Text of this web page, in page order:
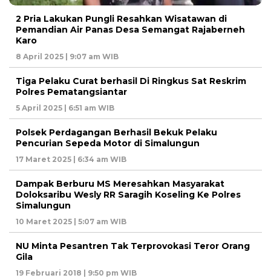
2 Pria Lakukan Pungli Resahkan Wisatawan di
Pemandian Air Panas Desa Semangat Rajaberneh
Karo
8 April 2025 | 9:07 am WIB
Tiga Pelaku Curat berhasil Di Ringkus Sat Reskrim
Polres Pematangsiantar
5 April 2025 | 6:51 am WIB
Polsek Perdagangan Berhasil Bekuk Pelaku
Pencurian Sepeda Motor di Simalungun
17 Maret 2025 | 6:34 am WIB
Dampak Berburu MS Meresahkan Masyarakat
Doloksaribu Wesly RR Saragih Koseling Ke Polres
Simalungun
10 Maret 2025 | 5:07 am WIB
NU Minta Pesantren Tak Terprovokasi Teror Orang
Gila
19 Februari 2018 | 9:50 pm WIB